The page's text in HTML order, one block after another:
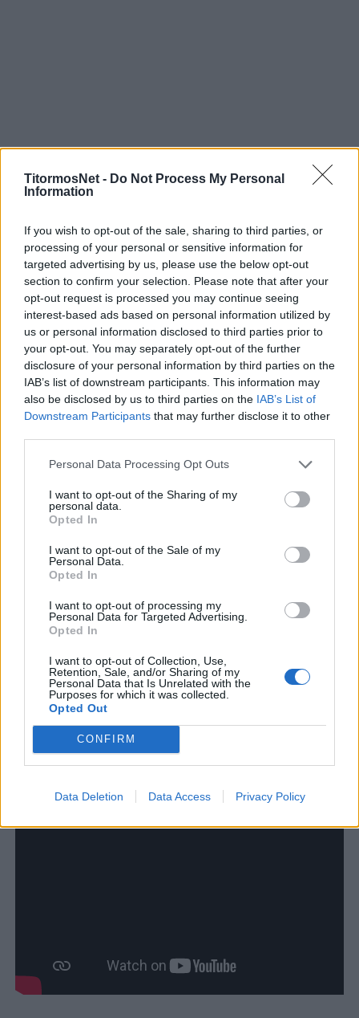
TitormosNet - Do Not Process My Personal
Information
If you wish to opt-out of the sale, sharing to third parties, or
processing of your personal or sensitive information for
targeted advertising by us, please use the below opt-out
section to confirm your selection. Please note that after your
opt-out request is processed you may continue seeing
interest-based ads based on personal information utilized by
us or personal information disclosed to third parties prior to
your opt-out. You may separately opt-out of the further
disclosure of your personal information by third parties on the
IAB’s list of downstream participants. This information may
also be disclosed by us to third parties on the IAB’s List of
Downstream Participants that may further disclose it to other
Personal Data Processing Opt Outs
I want to opt-out of the Sharing of my
personal data.
Opted In
I want to opt-out of the Sale of my
Personal Data.
Opted In
I want to opt-out of processing my
Personal Data for Targeted Advertising.
Opted In
I want to opt-out of Collection, Use,
Retention, Sale, and/or Sharing of my
Personal Data that Is Unrelated with the
Purposes for which it was collected.
Opted Out
CONFIRM
Data Deletion Data Access Privacy Policy
Δείτε στιγμιότυπα: